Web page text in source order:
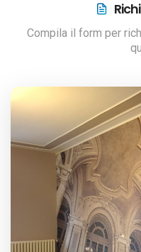
Compila il form per